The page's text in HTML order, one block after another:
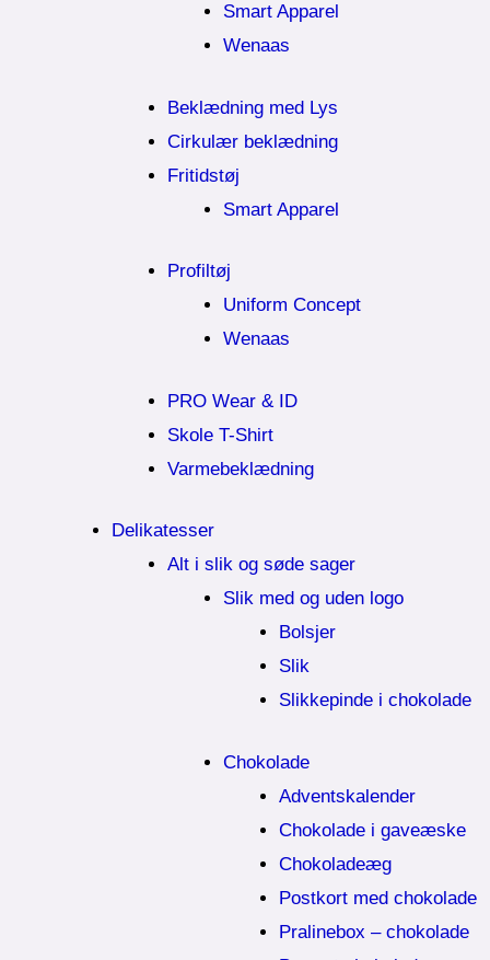
Smart Apparel
Wenaas
Beklædning med Lys
Cirkulær beklædning
Fritidstøj
Smart Apparel
Profiltøj
Uniform Concept
Wenaas
PRO Wear & ID
Skole T-Shirt
Varmebeklædning
Delikatesser
Alt i slik og søde sager
Slik med og uden logo
Bolsjer
Slik
Slikkepinde i chokolade
Chokolade
Adventskalender
Chokolade i gaveæske
Chokoladeæg
Postkort med chokolade
Pralinebox – chokolade